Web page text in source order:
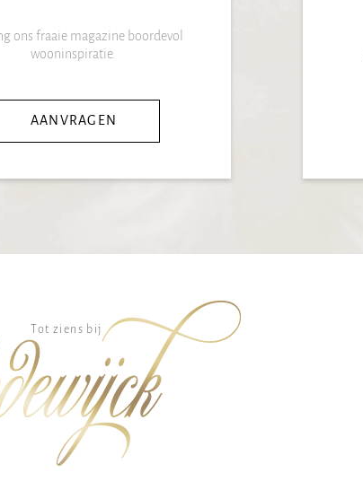
ons fraaie magazine boordevol
wooninspiratie.
AANVRAGEN
Tot ziens bij